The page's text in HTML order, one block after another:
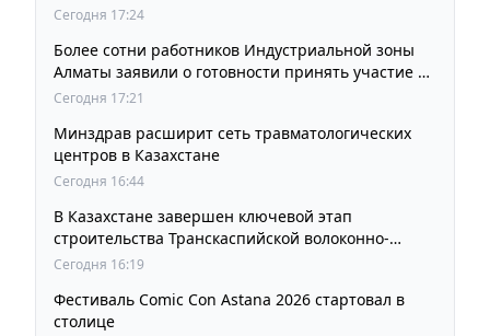
Сегодня 17:24
Более сотни работников Индустриальной зоны
Алматы заявили о готовности принять участие в
выборах членов Курылтая
Сегодня 17:21
Минздрав расширит сеть травматологических
центров в Казахстане
Сегодня 16:44
В Казахстане завершен ключевой этап
строительства Транскаспийской волоконно-
оптической линии связи
Сегодня 16:19
Фестиваль Comic Con Astana 2026 стартовал в
столице